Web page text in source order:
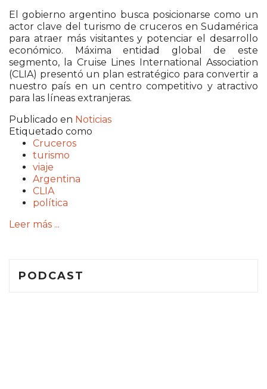
El gobierno argentino busca posicionarse como un
actor clave del turismo de cruceros en Sudamérica
para atraer más visitantes y potenciar el desarrollo
económico. Máxima entidad global de este
segmento, la Cruise Lines International Association
(CLIA) presentó un plan estratégico para convertir a
nuestro país en un centro competitivo y atractivo
para las líneas extranjeras.
Publicado en Noticias
Etiquetado como
Cruceros
turismo
viaje
Argentina
CLIA
política
Leer más ...
PODCAST